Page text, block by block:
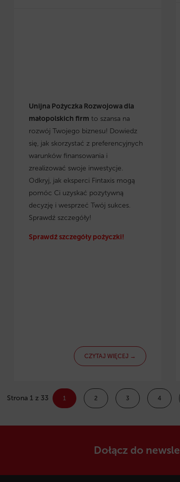
Unijna Pożyczka Rozwojowa dla
małopolskich firm to szansa na
rozwój Twojego biznesu! Dowiedz
się, jak skorzystać z preferencyjnych
warunków finansowania i
zrealizować swoje inwestycje.
Odkryj, jak eksperci Fintaxis mogą
pomóc Ci uzyskać pozytywną
decyzję i wesprzeć Twój sukces.
Sprawdź szczegóły!
Sprawdź szczegóły pożyczki!
CZYTAJ WIĘCEJ →
Strona 1 z 33 1 2 3 4
Dołącz do